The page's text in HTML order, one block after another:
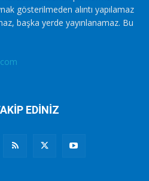
gösterilmeden alıntı yapılamaz
başka yerde yayınlanamaz. Bu
EDİNİZ